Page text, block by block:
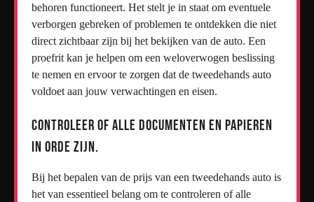
behoren functioneert. Het stelt je in staat om eventuele
verborgen gebreken of problemen te ontdekken die niet
direct zichtbaar zijn bij het bekijken van de auto. Een
proefrit kan je helpen om een weloverwogen beslissing
te nemen en ervoor te zorgen dat de tweedehands auto
voldoet aan jouw verwachtingen en eisen.
Controleer of alle documenten en papieren
in orde zijn.
Bij het bepalen van de prijs van een tweedehands auto is
het van essentieel belang om te controleren of alle